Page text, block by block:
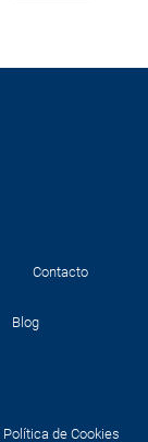
Contacto
Blog
Política de Cookies